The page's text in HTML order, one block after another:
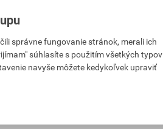
EUR
za rol
výrobca
správne fungovanie stránok, merali ich
súhlasíte s použitím všetkých typov
navyše môžete kedykoľvek upraviť